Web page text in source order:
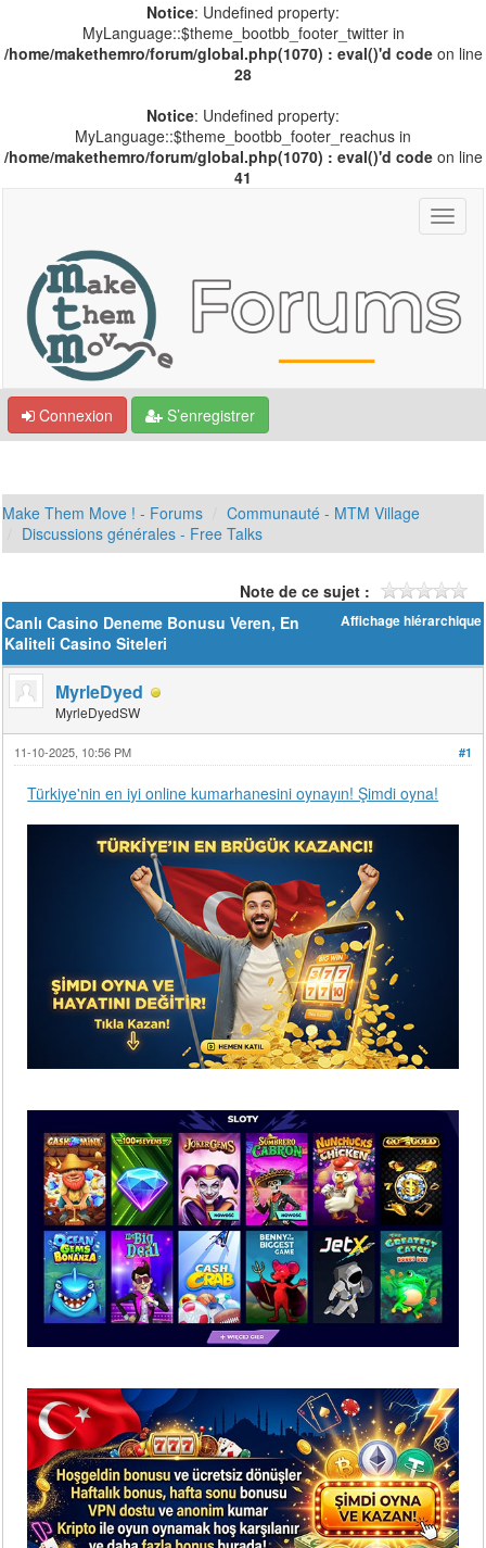
Notice: Undefined property:
MyLanguage::$theme_bootbb_footer_twitter in
/home/makethemro/forum/global.php(1070) : eval()'d codeon line
28
Notice: Undefined property:
MyLanguage::$theme_bootbb_footer_reachus in
/home/makethemro/forum/global.php(1070) : eval()'d codeon line
41
Connexion S’enregistrer
Make Them Move ! - Forums
Communauté - MTM Village
Discussions générales - Free Talks
Note de ce sujet :
Affichage hiérarchique
Canlı Casino Deneme Bonusu Veren, En
Kaliteli Casino Siteleri
MyrleDyed
MyrleDyedSW
#1
11-10-2025, 10:56 PM
Türkiye'nin en iyi online kumarhanesini oynayın! Şimdi oyna!